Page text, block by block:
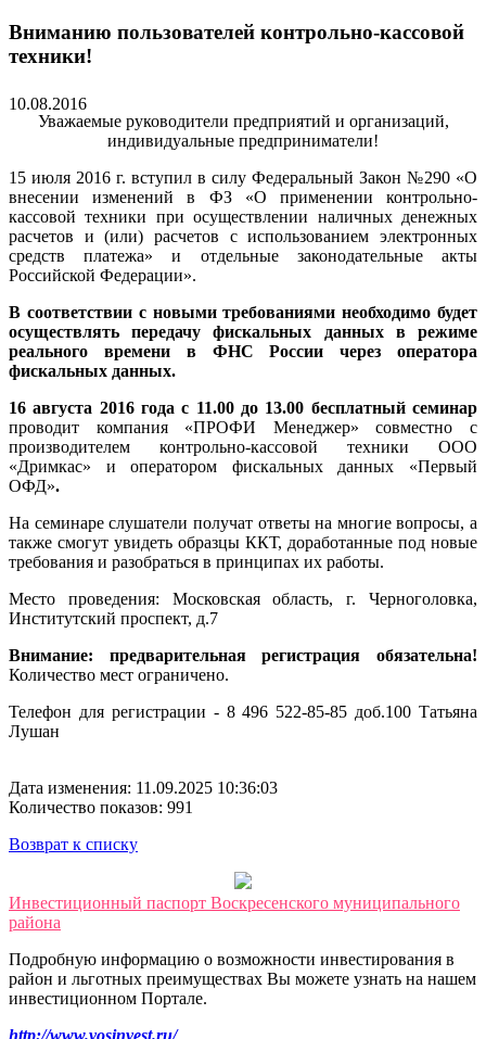
Вниманию пользователей контрольно-кассовой
техники!
10.08.2016
Уважаемые руководители предприятий и организаций,
индивидуальные предприниматели!
15 июля 2016 г. вступил в силу Федеральный Закон №290 «О
внесении изменений в ФЗ «О применении контрольно-
кассовой техники при осуществлении наличных денежных
расчетов и (или) расчетов с использованием электронных
средств платежа» и отдельные законодательные акты
Российской Федерации».
В соответствии с новыми требованиями необходимо будет
осуществлять передачу фискальных данных в режиме
реального времени в ФНС России через оператора
фискальных данных.
16 августа 2016 года с 11.00 до 13.00 бесплатный семинар
проводит компания «ПРОФИ Менеджер» совместно с
производителем контрольно-кассовой техники ООО
«Дримкас» и оператором фискальных данных «Первый
ОФД».
На семинаре слушатели получат ответы на многие вопросы, а
также смогут увидеть образцы ККТ, доработанные под новые
требования и разобраться в принципах их работы.
Место проведения: Московская область, г. Черноголовка,
Институтский проспект, д.7
Внимание: предварительная регистрация обязательна!
Количество мест ограничено.
Телефон для регистрации - 8 496 522-85-85 доб.100 Татьяна
Лушан
Дата изменения: 11.09.2025 10:36:03
Количество показов: 991
Возврат к списку
Инвестиционный паспорт Воскресенского муниципального
района
Подробную информацию о возможности инвестирования в
район и льготных преимуществах Вы можете узнать на нашем
инвестиционном Портале.